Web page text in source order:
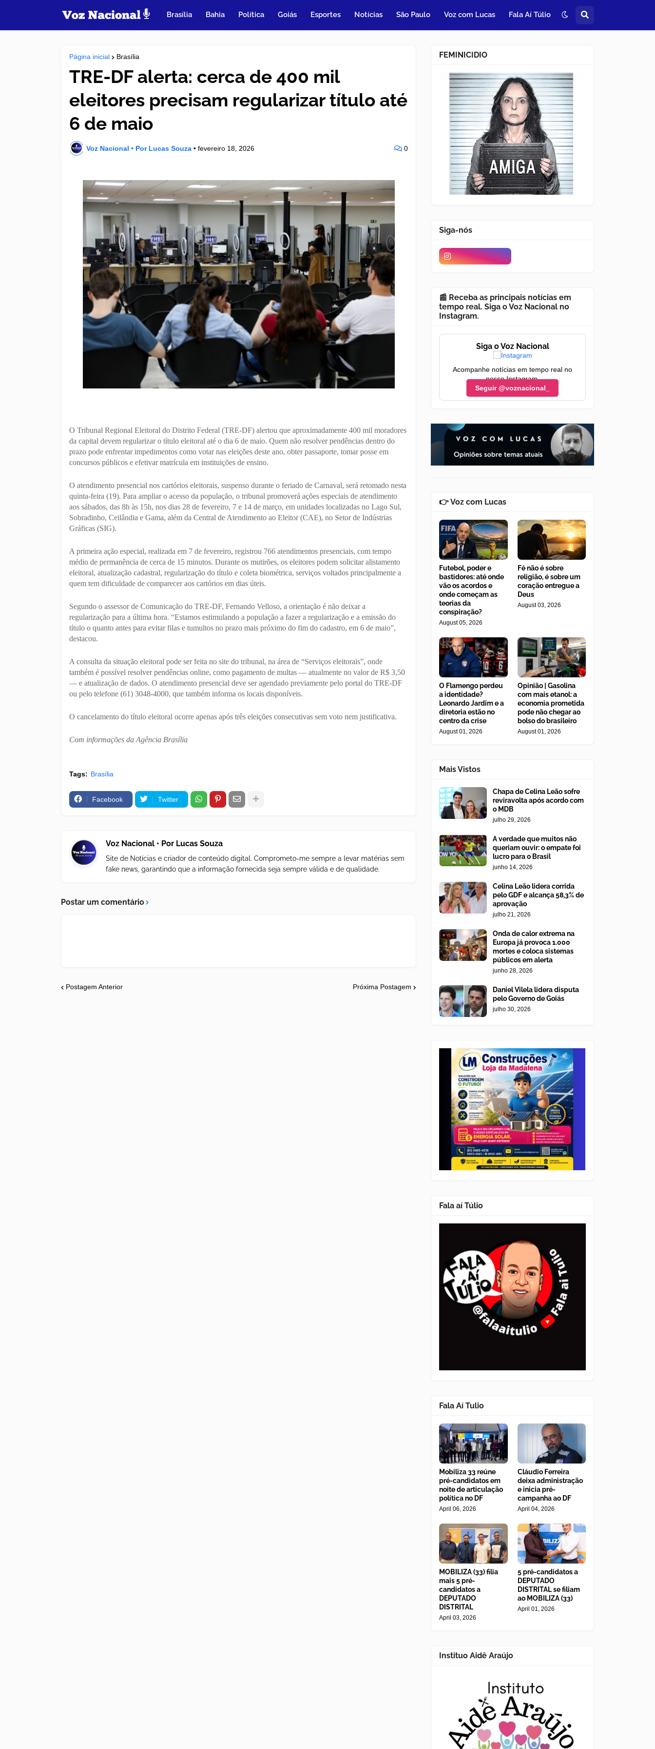
Brasília Bahia Política Goiás Esportes Notícias São Paulo Voz com Lucas Fala Aí Túlio
Página inicial Brasília
TRE-DF alerta: cerca de 400 mil
eleitores precisam regularizar título até
6 de maio
Voz Nacional • Por Lucas Souza • fevereiro 18, 2026 0
O Tribunal Regional Eleitoral do Distrito Federal (TRE-DF) alertou que aproximadamente 400 mil moradores
da capital devem regularizar o título eleitoral até o dia 6 de maio. Quem não resolver pendências dentro do
prazo pode enfrentar impedimentos como votar nas eleições deste ano, obter passaporte, tomar posse em
concursos públicos e efetivar matrícula em instituições de ensino.
O atendimento presencial nos cartórios eleitorais, suspenso durante o feriado de Carnaval, será retomado nesta
quinta-feira (19). Para ampliar o acesso da população, o tribunal promoverá ações especiais de atendimento
aos sábados, das 8h às 15h, nos dias 28 de fevereiro, 7 e 14 de março, em unidades localizadas no Lago Sul,
Sobradinho, Ceilândia e Gama, além da Central de Atendimento ao Eleitor (CAE), no Setor de Indústrias
Gráficas (SIG).
A primeira ação especial, realizada em 7 de fevereiro, registrou 766 atendimentos presenciais, com tempo
médio de permanência de cerca de 15 minutos. Durante os mutirões, os eleitores podem solicitar alistamento
eleitoral, atualização cadastral, regularização do título e coleta biométrica, serviços voltados principalmente a
quem tem dificuldade de comparecer aos cartórios em dias úteis.
Segundo o assessor de Comunicação do TRE-DF, Fernando Velloso, a orientação é não deixar a
regularização para a última hora. “Estamos estimulando a população a fazer a regularização e a emissão do
título o quanto antes para evitar filas e tumultos no prazo mais próximo do fim do cadastro, em 6 de maio”,
destacou.
A consulta da situação eleitoral pode ser feita no site do tribunal, na área de “Serviços eleitorais”, onde
também é possível resolver pendências online, como pagamento de multas — atualmente no valor de R$ 3,50
— e atualização de dados. O atendimento presencial deve ser agendado previamente pelo portal do TRE-DF
ou pelo telefone (61) 3048-4000, que também informa os locais disponíveis.
O cancelamento do título eleitoral ocorre apenas após três eleições consecutivas sem voto nem justificativa.
Com informações da Agência Brasília
Tags: Brasília
Facebook Twitter
Voz Nacional • Por Lucas Souza
Site de Notícias e criador de conteúdo digital. Comprometo-me sempre a levar matérias sem
fake news, garantindo que a informação fornecida seja sempre válida e de qualidade.
Postar um comentário
Postagem Anterior Próxima Postagem
FEMINICIDIO
Siga-nós
📰 Receba as principais notícias em
tempo real. Siga o Voz Nacional no
Instagram.
Siga o Voz Nacional
Acompanhe notícias em tempo real no
nosso Instagram.
Seguir @voznacional_
👉 Voz com Lucas
Futebol, poder e
bastidores: até onde
vão os acordos e
onde começam as
teorias da
conspiração?
August 05, 2026
Fé não é sobre
religião, é sobre um
coração entregue a
Deus
August 03, 2026
O Flamengo perdeu
a identidade?
Leonardo Jardim e a
diretoria estão no
centro da crise
August 01, 2026
Opinião | Gasolina
com mais etanol: a
economia prometida
pode não chegar ao
bolso do brasileiro
August 01, 2026
Mais Vistos
Chapa de Celina Leão sofre
reviravolta após acordo com
o MDB
julho 29, 2026
A verdade que muitos não
queriam ouvir: o empate foi
lucro para o Brasil
junho 14, 2026
Celina Leão lidera corrida
pelo GDF e alcança 58,3% de
aprovação
julho 21, 2026
Onda de calor extrema na
Europa já provoca 1.000
mortes e coloca sistemas
públicos em alerta
junho 28, 2026
Daniel Vilela lidera disputa
pelo Governo de Goiás
julho 30, 2026
Fala aí Túlio
Fala Aí Tulio
Mobiliza 33 reúne
pré-candidatos em
noite de articulação
política no DF
April 06, 2026
Cláudio Ferreira
deixa administração
e inicia pré-
campanha ao DF
April 04, 2026
MOBILIZA (33) filia
mais 5 pré-
candidatos a
DEPUTADO
DISTRITAL
April 03, 2026
5 pré-candidatos a
DEPUTADO
DISTRITAL se filiam
ao MOBILIZA (33)
April 01, 2026
Instituo Aidê Araújo